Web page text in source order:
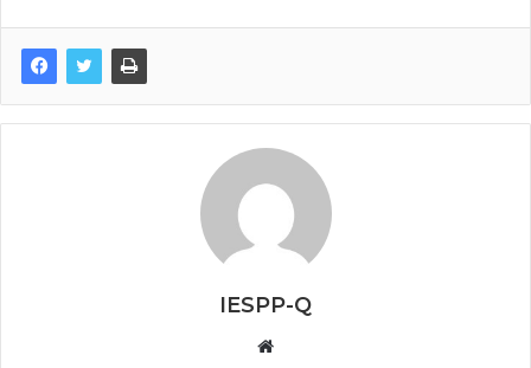
IESPP-Q
Website